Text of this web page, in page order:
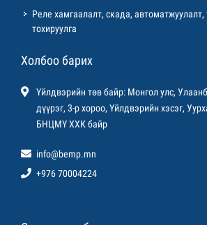
Реле хамгаалалт, скада,
тохируулга
Холбоо барих
Үйлдвэрийн төв байр: Монгол улс,
дүүрэг, 3-р хороо, Үйлдвэрийн хэсэг,
БНЦМҮ ХХК байр
info@bemp.mn
+976 70004224